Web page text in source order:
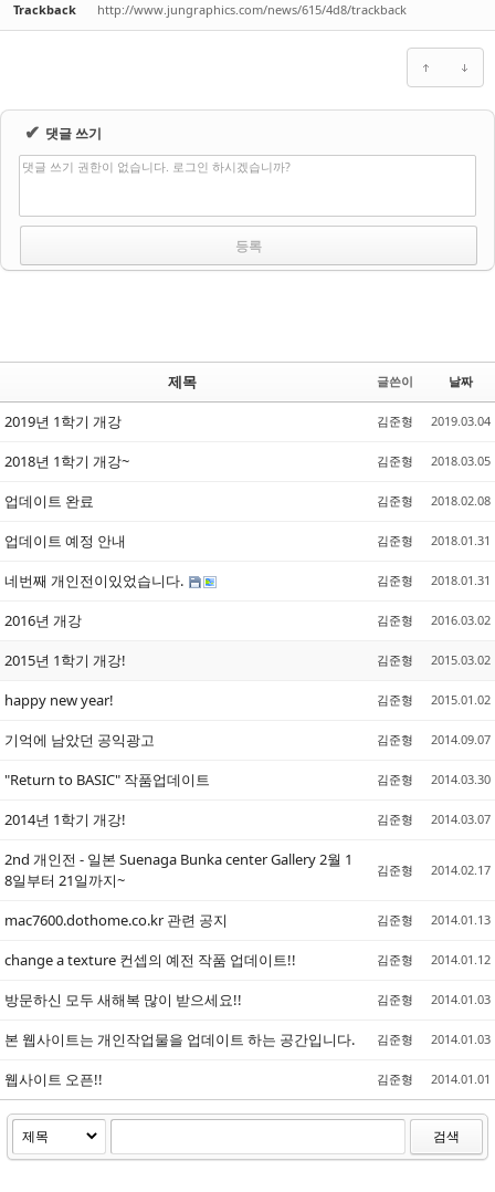
Trackback http://www.jungraphics.com/news/615/4d8/trackback
✔ 댓글 쓰기
댓글 쓰기 권한이 없습니다. 로그인 하시겠습니까?
제목 글쓴이 날짜
2019년 1학기 개강 김준형 2019.03.04
2018년 1학기 개강~ 김준형 2018.03.05
업데이트 완료 김준형 2018.02.08
업데이트 예정 안내 김준형 2018.01.31
네번째 개인전이있었습니다. 김준형 2018.01.31
2016년 개강 김준형 2016.03.02
2015년 1학기 개강! 김준형 2015.03.02
happy new year! 김준형 2015.01.02
기억에 남았던 공익광고 김준형 2014.09.07
"Return to BASIC" 작품업데이트 김준형 2014.03.30
2014년 1학기 개강! 김준형 2014.03.07
2nd 개인전 - 일본 Suenaga Bunka center Gallery 2월 1
8일부터 21일까지~
김준형 2014.02.17
mac7600.dothome.co.kr 관련 공지 김준형 2014.01.13
change a texture 컨셉의 예전 작품 업데이트!! 김준형 2014.01.12
방문하신 모두 새해복 많이 받으세요!! 김준형 2014.01.03
본 웹사이트는 개인작업물을 업데이트 하는 공간입니다. 김준형 2014.01.03
웹사이트 오픈!! 김준형 2014.01.01
검색